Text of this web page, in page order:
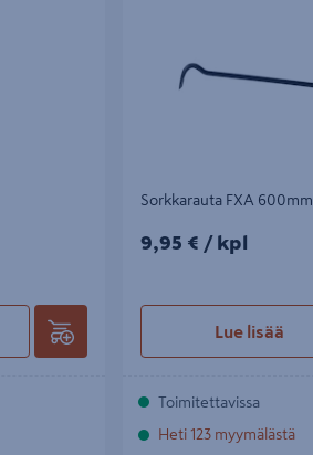
Sorkkarauta FXA 600mm
9,95€/kpl
9,95 € / kpl
Lue lisää
Toimitettavissa
Heti 123 myymälästä